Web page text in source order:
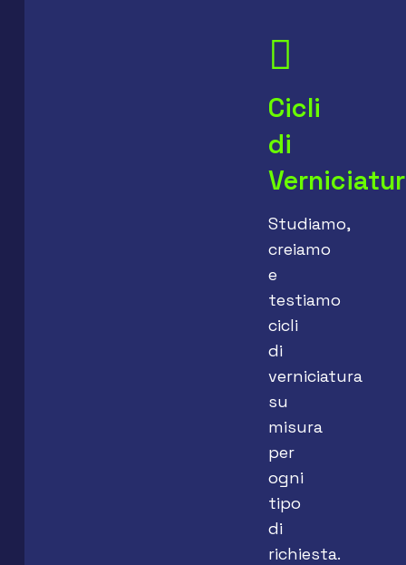
Cicli
di
Studiamo,
creiamo
e
testiamo
cicli
di
verniciatura
su
misura
per
ogni
tipo
di
richiesta.